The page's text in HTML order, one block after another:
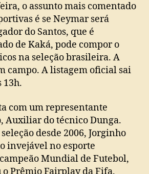
o assunto mais comentado
é se Neymar será
do Santos, que é
de Kaká, pode compor o
na seleção brasileira. A
campo. A listagem oficial sai
13h.
com um representante
Auxiliar do técnico Dunga.
desde 2006, Jorginho
invejável no esporte
Mundial de Futebol,
o Prêmio Fairplay da Fifa,